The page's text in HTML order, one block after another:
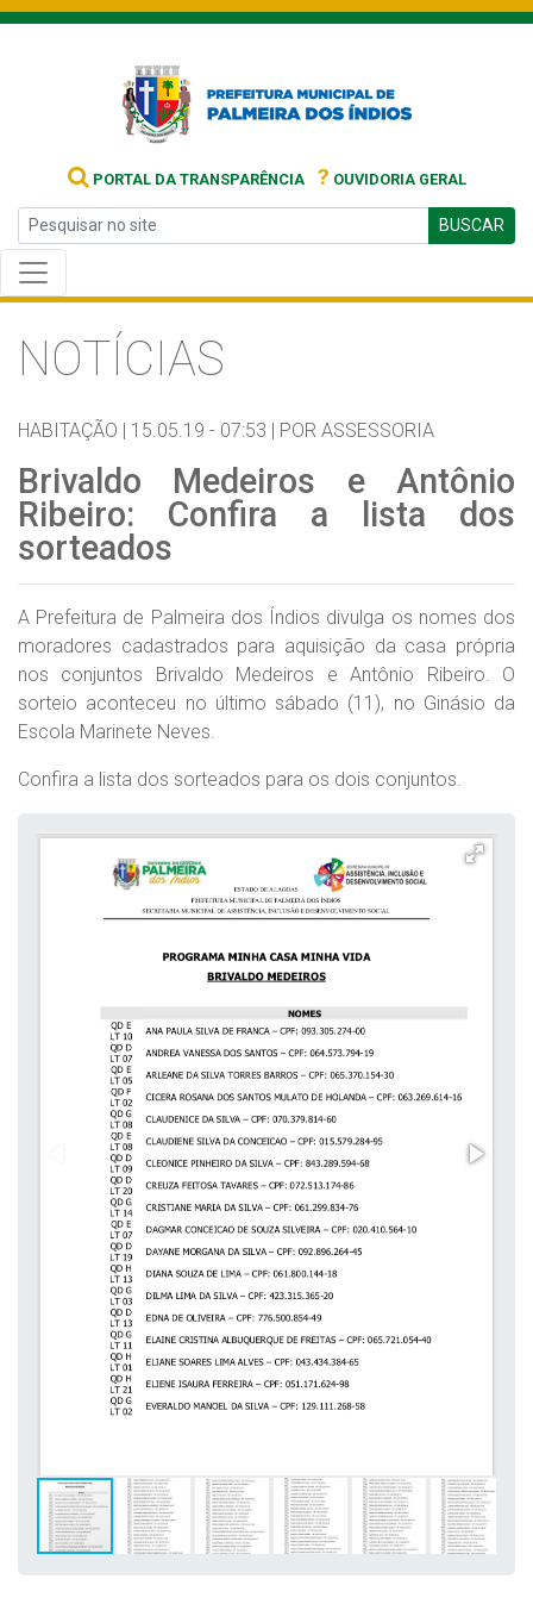
PORTAL DA TRANSPARÊNCIA ? OUVIDORIA GERAL
BUSCAR
NOTÍCIAS
HABITAÇÃO | 15.05.19 - 07:53 | POR ASSESSORIA
Brivaldo Medeiros e Antônio
Ribeiro: Confira a lista dos
sorteados
A Prefeitura de Palmeira dos Índios divulga os nomes dos
moradores cadastrados para aquisição da casa própria
nos conjuntos Brivaldo Medeiros e Antônio Ribeiro. O
sorteio aconteceu no último sábado (11), no Ginásio da
Escola Marinete Neves.
Confira a lista dos sorteados para os dois conjuntos.